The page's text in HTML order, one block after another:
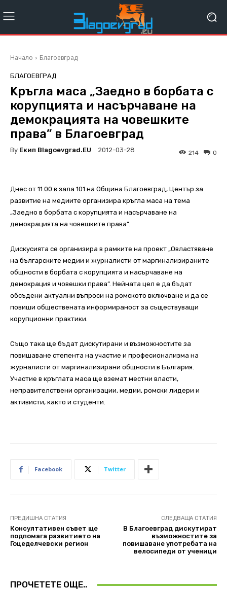
Начало Благоевград
БЛАГОЕВГРАД
Kръгла маса „Заедно в борбата с
корупцията и насърчаване на
демокрацията на човешките
права” в Благоевград
By Екип Blagoevgrad.EU 2012-03-28 0
214
Днес от 11.00 в зала 101 на Община Благоевград, Център за
развитие на медиите организира кръгла маса на тема
„Заедно в борбата с корупцията и насърчаване на
демокрацията на човешките права”.
Дискусията се организира в рамките на проект „Овластяване
на българските медии и журналисти от маргинализираните
общности в борбата с корупцията и насърчаване на
демокрация и човешки права”. Нейната цел е да бъдат
обсъдени актуални въпроси на ромското включване и да се
повиши обществената информираност за съществуващи
корупционни практики.
Също така ще бъдат дискутирани и възможностите за
повишаване степента на участие и професионализма на
журналисти от маргинализирани общности в България.
Участие в кръглата маса ще вземат местни власти,
неправителствени организации, медии, ромски лидери и
активисти, както и студенти.
Facebook Twitter
ПРЕДИШНА СТАТИЯ
Консултативен съвет ще
подпомага развитието на
Гоцеделчевски регион
СЛЕДВАЩА СТАТИЯ
В Благоевград дискутират
възможностите за
повишаване употребата на
велосипеди от ученици
ПРОЧЕТЕТЕ ОЩЕ..